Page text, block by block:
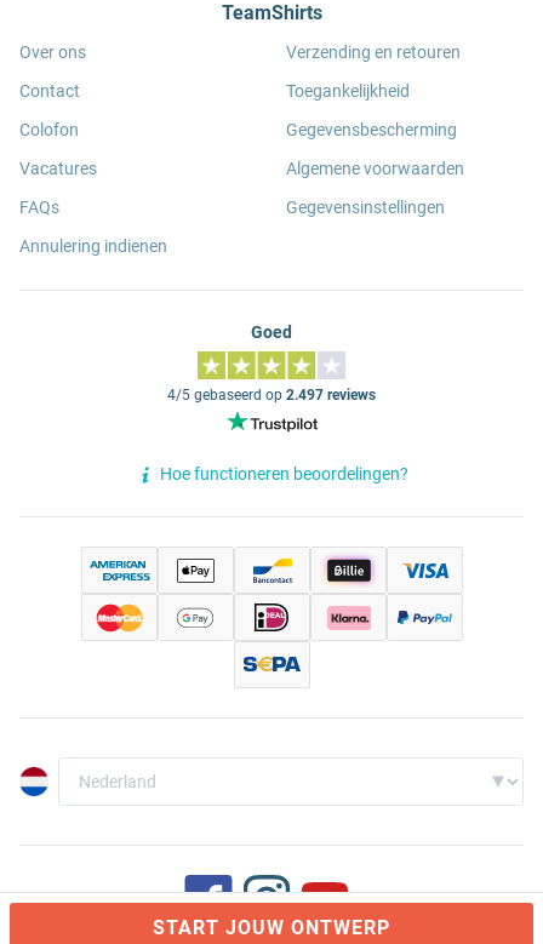
START JOUW ONTWERP
TeamShirts
Over ons
Contact
Colofon
Vacatures
FAQs
Annulering indienen
Verzending en retouren
Toegankelijkheid
Gegevensbescherming
Algemene voorwaarden
Gegevensinstellingen
Goed
4/5 gebaseerd op 2.497 reviews
Hoe functioneren beoordelingen?